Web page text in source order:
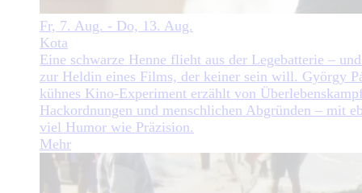
Fr, 7. Aug. - Do, 13. Aug.
Kota
Eine schwarze Henne flieht aus der Legebatterie –
zur Heldin eines Films, der keiner sein will. György
kühnes Kino-Experiment erzählt von
Hackordnungen und menschlichen Abgründen – mit
viel Humor wie Präzision.
Mehr